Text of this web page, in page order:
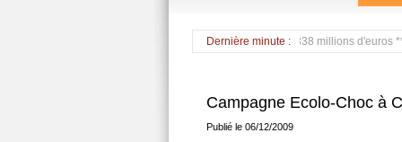
Dernière minute :
Le budget 2010 de la Région Martinique voté à 338 millions d'euros ***
Campagne Ecolo-Choc à
Publié le 06/12/2009